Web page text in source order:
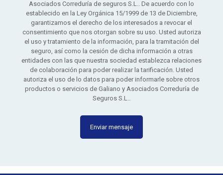
Asociados Correduría de seguros S.L.. De acuerdo con lo
establecido en la Ley Orgánica 15/1999 de 13 de Diciembre,
garantizamos el derecho de los interesados a revocar el
consentimiento que nos otorgan sobre su uso. Usted autoriza
el uso y tratamiento de la información, para la tramitación del
seguro, así como la cesión de dicha información a otras
entidades con las que nuestra sociedad establezca relaciones
de colaboración para poder realizar la tarificación. Usted
autoriza el uso de lo datos para poder informarle sobre otros
productos o servicios de Galiano y Asociados Correduría de
Seguros S.L..